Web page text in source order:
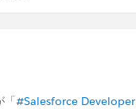
「#Salesforce Developer